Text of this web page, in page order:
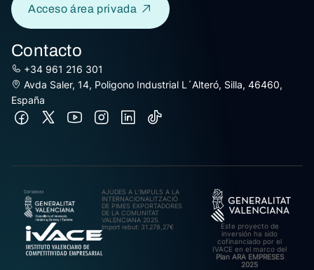
Acceso área privada
Contacto
+34 961 216 301
Avda Saler, 14, Poligono Industrial L´Alteró, Silla, 46460,
España
AJUDES A L’IMPULS A LA
INTERNACIONALITZACIÓ
DE PIMES EXPORTADORES
DE LA COMUNITAT
VALENCIANA 2025.
Import rebut: 31.278,27€
Este proyecto de
inversión ha sido
cofinanciado por el
IVACE en el marco del
Plan ARA EMPRESES
2025